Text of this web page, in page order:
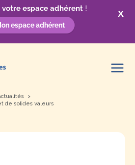
X
votre espace adhérent !
espace adhérent
et de solides valeurs